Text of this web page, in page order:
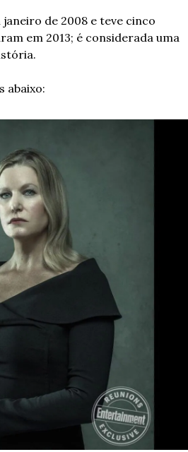
de 2008 e teve cinco
em 2013; é considerada uma
abaixo: